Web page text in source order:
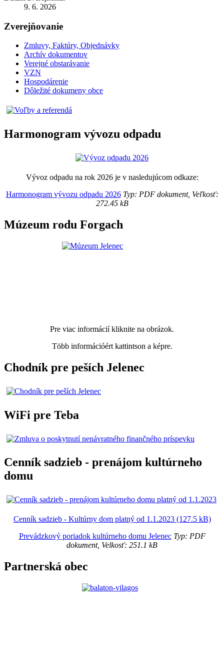
9. 6. 2026
Zverejňovanie
Zmluvy, Faktúry, Objednávky
Archív dokumentov
Verejné obstarávanie
VZN
Hospodárenie
Dôležité dokumeny obce
Harmonogram vývozu odpadu
Vývoz odpadu na rok 2026 je v nasledujúcom odkaze:
Harmonogram vývozu odpadu 2026Typ: PDF dokument, Veľkosť:
272.45 kB
Múzeum rodu Forgach
Pre viac informácií kliknite na obrázok.
Több információért kattintson a képre.
Chodník pre peších Jelenec
WiFi pre Teba
Cenník sadzieb - prenájom kultúrneho
domu
Cenník sadzieb - Kultúrny dom platný od 1.1.2023 (127.5 kB)
Prevádzkový poriadok kultúrneho domu JelenecTyp: PDF
dokument, Velkosť: 251.1 kB
Partnerská obec